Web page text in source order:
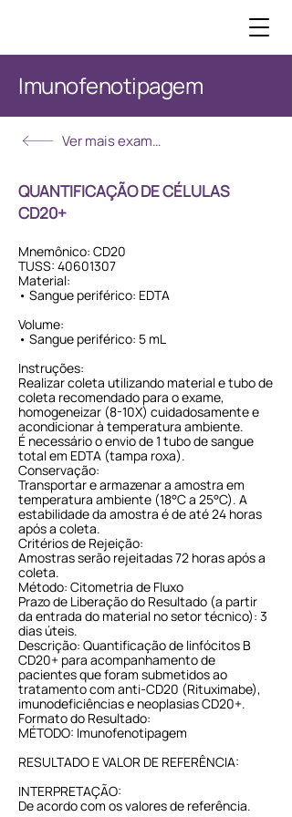
Imunofenotipagem
Ver mais exames
QUANTIFICAÇÃO DE CÉLULAS
CD20+
Mnemônico: CD20
TUSS: 40601307
Material:
• Sangue periférico: EDTA
Volume:
• Sangue periférico: 5 mL
Instruções:
Realizar coleta utilizando material e tubo de
coleta recomendado para o exame,
homogeneizar (8-10X) cuidadosamente e
acondicionar à temperatura ambiente.
É necessário o envio de 1 tubo de sangue
total em EDTA (tampa roxa).
Conservação:
Transportar e armazenar a amostra em
temperatura ambiente (18°C a 25°C). A
estabilidade da amostra é de até 24 horas
após a coleta.
Critérios de Rejeição:
Amostras serão rejeitadas 72 horas após a
coleta.
Método: Citometria de Fluxo
Prazo de Liberação do Resultado (a partir
da entrada do material no setor técnico): 3
dias úteis.
Descrição: Quantificação de linfócitos B
CD20+ para acompanhamento de
pacientes que foram submetidos ao
tratamento com anti-CD20 (Rituximabe),
imunodeficiências e neoplasias CD20+.
Formato do Resultado:
MÉTODO: Imunofenotipagem
RESULTADO E VALOR DE REFERÊNCIA:
INTERPRETAÇÃO:
De acordo com os valores de referência.